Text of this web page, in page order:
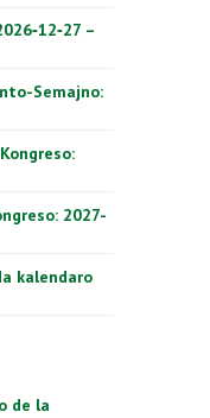
–
Semajno:
2027-
kalendaro
de la